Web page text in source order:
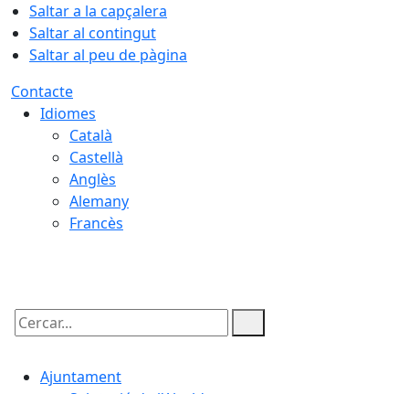
Saltar a la capçalera
Saltar al contingut
Saltar al peu de pàgina
Contacte
Idiomes
Català
Castellà
Anglès
Alemany
Francès
Cercar:
Ajuntament